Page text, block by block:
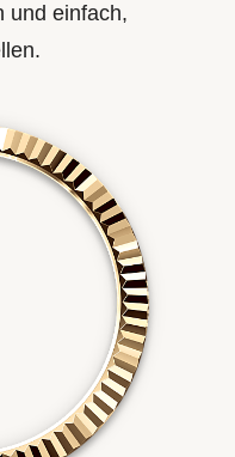
und einfach,